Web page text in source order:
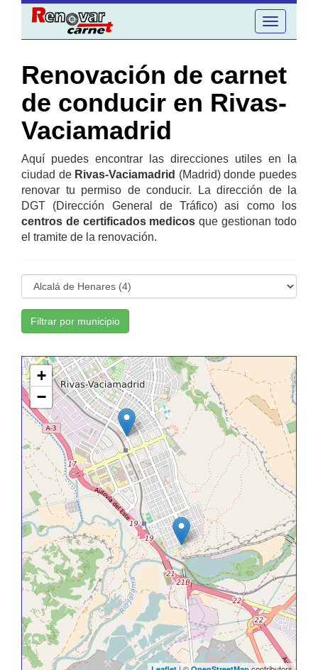
Toggle
navigation
Renovación de carnet
de conducir en Rivas-
Vaciamadrid
Aquí puedes encontrar las direcciones utiles en la
ciudad de Rivas-Vaciamadrid (Madrid) donde puedes
renovar tu permiso de conducir. La dirección de la
DGT (Dirección General de Tráfico) asi como los
centros de certificados medicos que gestionan todo
el tramite de la renovación.
Filtrar por municipio
+
−